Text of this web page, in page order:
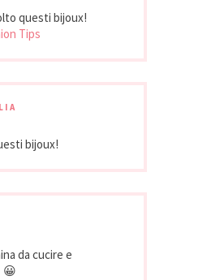
questi bijoux!
Tips
bijoux!
da cucire e
😀